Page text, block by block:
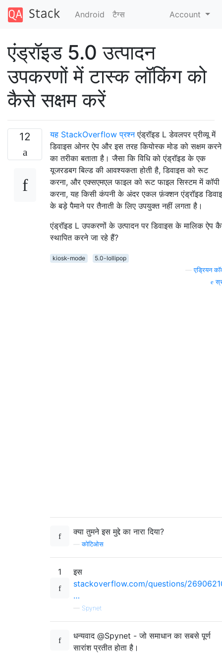
Android टैग्‍स Account
एंड्रॉइड 5.0 उत्पादन
उपकरणों में टास्क लॉकिंग को
कैसे सक्षम करें
12 यह StackOverflow प्रश्नएंड्रॉइड L डेवलपर प्रीव्यू में
डिवाइस ओनर ऐप और इस तरह कियोस्क मोड को सक्षम करने
का तरीका बताता है। जैसा कि विधि को एंड्रॉइड के एक
यूजरडबग बिल्ड की आवश्यकता होती है, डिवाइस को रूट
करना, और एक्सएमएल फाइल को रूट फाइल सिस्टम में कॉपी
करना, यह किसी कंपनी के अंदर एकल फ़ंक्शन एंड्रॉइड
के बड़े पैमाने पर तैनाती के लिए उपयुक्त नहीं लगता है।
एंड्रॉइड L उपकरणों के उत्पादन पर डिवाइस के मालिक ऐप
स्थापित करने जा रहे हैं?
kiosk-mode
5.0-lollipop
—एड्रियन
क्या तुमने इस मुद्दे का नारा दिया?
—कोटिओस
1
इस
stackoverflow.com/questions/
…
— Spynet
धन्यवाद @Spynet - जो समाधान का सबसे पूर्ण
सारांश प्रतीत होता है।